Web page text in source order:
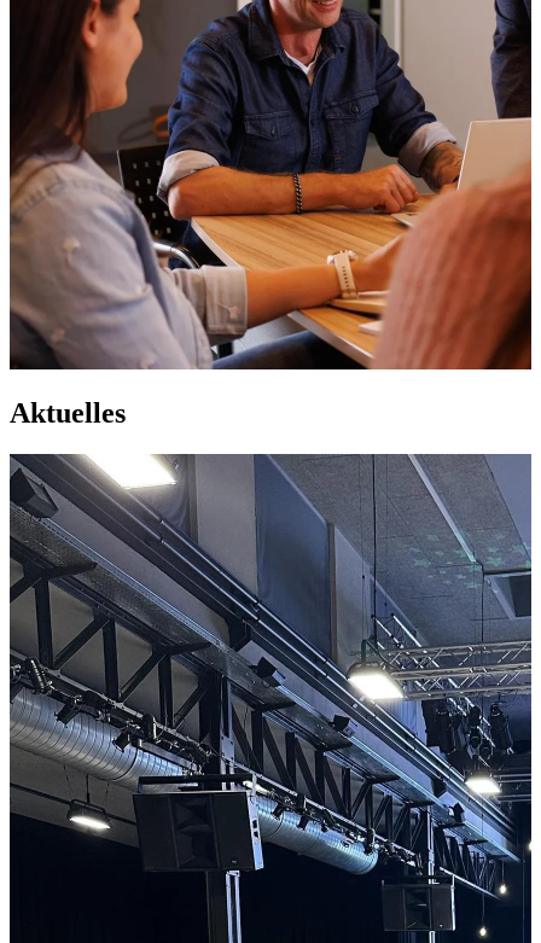
Aktuelles